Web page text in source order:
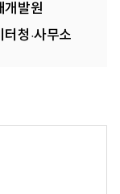
개발원
터청·사무소